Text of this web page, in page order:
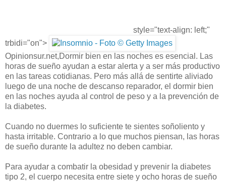
style="text-align: left;"
trbidi="on">
Opinionsur.net,Dormir bien en las noches es esencial. Las
horas de sueño ayudan a estar alerta y a ser más productivo
en las tareas cotidianas. Pero más allá de sentirte aliviado
luego de una noche de descanso reparador, el dormir bien
en las noches ayuda al control de peso y a la prevención de
la diabetes.
Cuando no duermes lo suficiente te sientes soñoliento y
hasta irritable. Contrario a lo que muchos piensan, las horas
de sueño durante la adultez no deben cambiar.
Para ayudar a combatir la obesidad y prevenir la diabetes
tipo 2, el cuerpo necesita entre siete y ocho horas de sueño